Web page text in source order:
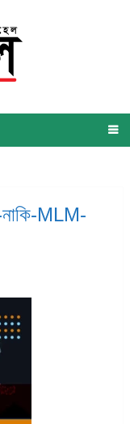
MLM-